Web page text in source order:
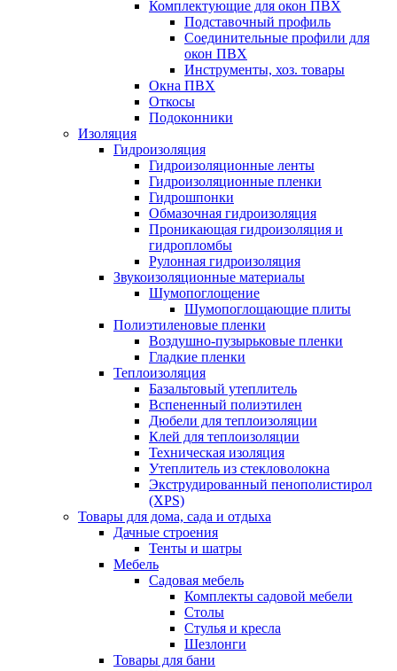
Комплектующие для окон ПВХ
Подставочный профиль
Соединительные профили для
окон ПВХ
Инструменты, хоз. товары
Окна ПВХ
Откосы
Подоконники
Изоляция
Гидроизоляция
Гидроизоляционные ленты
Гидроизоляционные пленки
Гидрошпонки
Обмазочная гидроизоляция
Проникающая гидроизоляция и
гидропломбы
Рулонная гидроизоляция
Звукоизоляционные материалы
Шумопоглощение
Шумопоглощающие плиты
Полиэтиленовые пленки
Воздушно-пузырьковые пленки
Гладкие пленки
Теплоизоляция
Базальтовый утеплитель
Вспененный полиэтилен
Дюбели для теплоизоляции
Клей для теплоизоляции
Техническая изоляция
Утеплитель из стекловолокна
Экструдированный пенополистирол
(XPS)
Товары для дома, сада и отдыха
Дачные строения
Тенты и шатры
Мебель
Садовая мебель
Комплекты садовой мебели
Столы
Стулья и кресла
Шезлонги
Товары для бани